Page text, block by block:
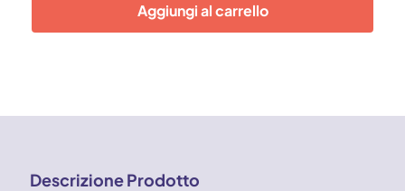
AR
Aggiungi al carrello
Descrizione Prodotto